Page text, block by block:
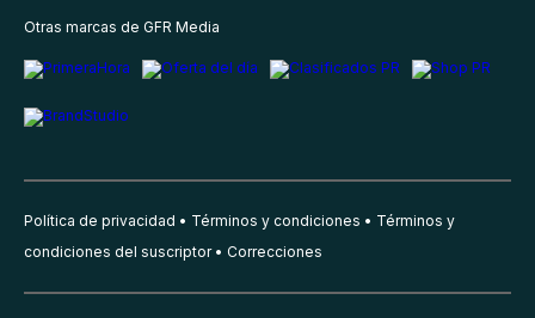
Otras marcas de GFR Media
Política de privacidad Términos y condiciones
Términos y
condiciones del suscriptor
Correcciones